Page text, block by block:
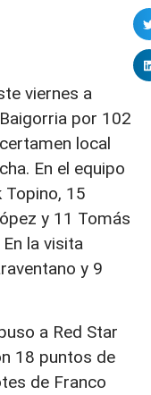
viernes a
por 102
local
En el equipo
15
y 11 Tomás
la visita
y 9
a Red Star
18 puntos de
de Franco